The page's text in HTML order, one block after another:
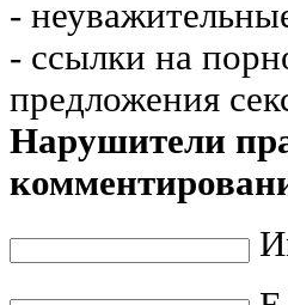
-
- ссылки на
предложения
Нарушители